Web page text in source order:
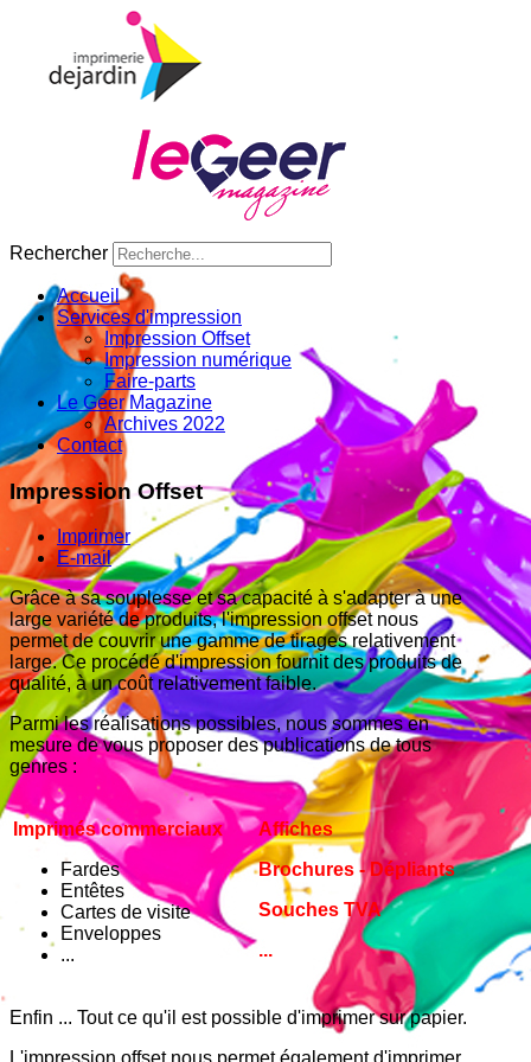
Rechercher
Accueil
Services d'impression
Impression Offset
Impression numérique
Faire-parts
Le Geer Magazine
Archives 2022
Contact
Impression Offset
Imprimer
E-mail
Grâce à sa souplesse et sa capacité à s'adapter à une
large variété de produits, l'impression offset nous
permet de couvrir une gamme de tirages relativement
large. Ce procédé d'impression fournit des produits de
qualité, à un coût relativement faible.
Parmi les réalisations possibles, nous sommes en
mesure de vous proposer des publications de tous
genres :
Imprimés commerciaux
Fardes
Entêtes
Cartes de visite
Enveloppes
...
Affiches
Brochures - Dépliants
Souches TVA
...
Enfin ... Tout ce qu'il est possible d'imprimer sur papier.